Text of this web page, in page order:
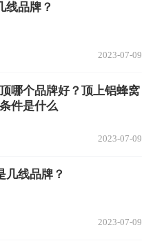
线品牌？
2023-07-09
哪个品牌好？顶上铝蜂窝
件是什么
2023-07-09
几线品牌？
2023-07-09